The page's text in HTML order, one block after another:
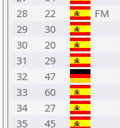
28
22 FM
29
30
30
20
31
29
32
47
33
60
34
27
35
45